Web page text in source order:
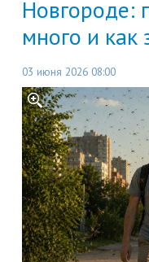
Новгороде:
много и как
03 июня 2026 08:00